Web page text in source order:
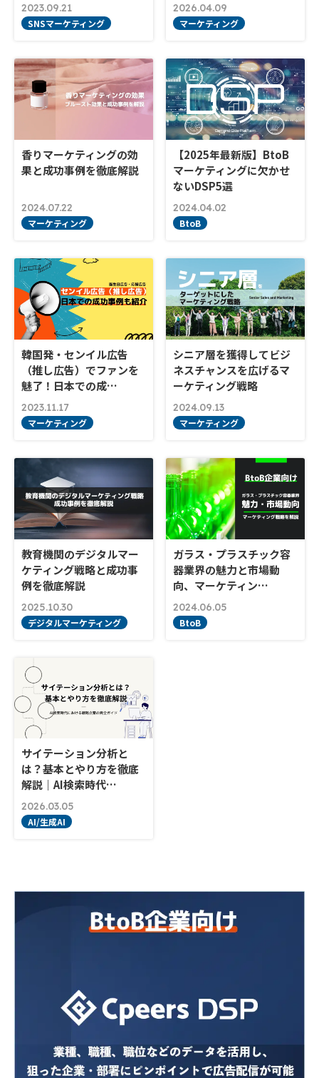
2023.09.21
SNSマーケティング
2026.04.09
マーケティング
香りマーケティングの効
果と成功事例を徹底解説
2024.07.22
マーケティング
【2025年最新版】BtoB
マーケティングに欠かせ
ないDSP5選
2024.04.02
BtoB
韓国発・センイル広告
（推し広告）でファンを
魅了！日本での成…
2023.11.17
マーケティング
シニア層を獲得してビジ
ネスチャンスを広げるマ
ーケティング戦略
2024.09.13
マーケティング
教育機関のデジタルマー
ケティング戦略と成功事
例を徹底解説
2025.10.30
デジタルマーケティング
ガラス・プラスチック容
器業界の魅力と市場動
向、マーケティン…
2024.06.05
BtoB
サイテーション分析と
は？基本とやり方を徹底
解説｜AI検索時代…
2026.03.05
AI/生成AI